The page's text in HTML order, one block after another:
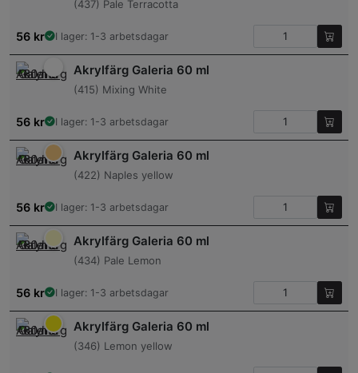
(437) Pale Terracotta
56 kr I lager: 1-3 arbetsdagar
Akrylfärg Galeria 60 ml
(415) Mixing White
56 kr I lager: 1-3 arbetsdagar
Akrylfärg Galeria 60 ml
(422) Naples yellow
56 kr I lager: 1-3 arbetsdagar
Akrylfärg Galeria 60 ml
(434) Pale Lemon
56 kr I lager: 1-3 arbetsdagar
Akrylfärg Galeria 60 ml
(346) Lemon yellow